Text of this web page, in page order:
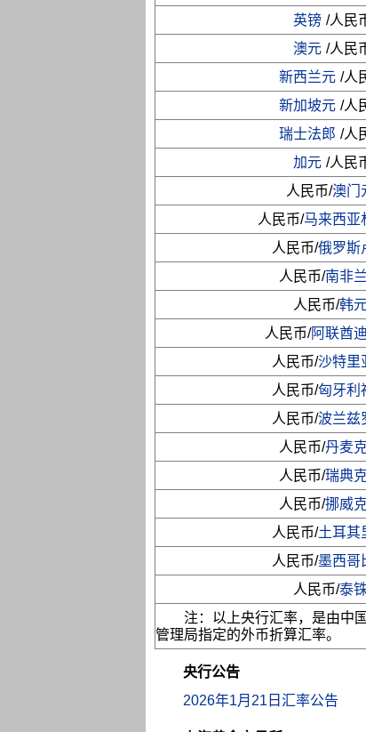
英镑 /人民
澳元 /人民
新西兰元 /人
新加坡元 /人
瑞士法郎 /人
加元 /人民
人民币/澳门
人民币/马来西亚
人民币/俄罗斯
人民币/南非
人民币/韩
人民币/阿联酋
人民币/沙特里
人民币/匈牙利
人民币/波兰兹
人民币/丹麦
人民币/瑞典
人民币/挪威
人民币/土耳其
人民币/墨西哥
人民币/泰
注：以上央行汇率，是由中
管理局指定的外币折算汇率。
央行公告
2026年1月21日汇率公告